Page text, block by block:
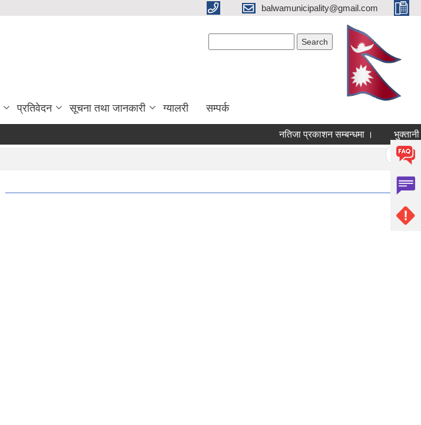
balwamunicipality@gmail.com
प्रतिवेदन सूचना तथा जानकारी ग्यालरी सम्पर्क
नतिजा प्रकाशन सम्बन्धमा । भुक्तानी
« first